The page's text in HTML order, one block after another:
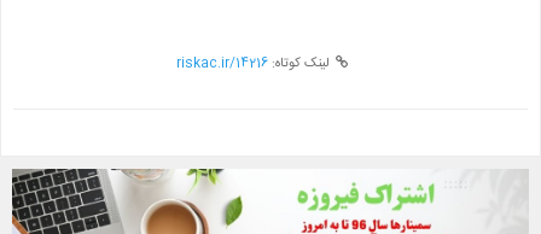
لینک کوتاه:riskac.ir/14216